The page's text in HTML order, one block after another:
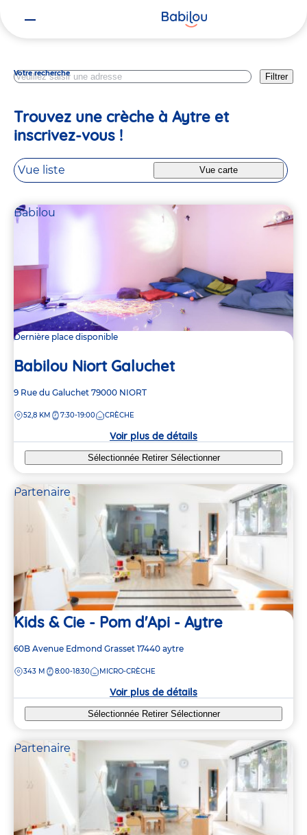
Votre recherche Filtrer
Trouvez une crèche à Aytre et
inscrivez-vous !
Vue liste Vue carte
Babilou
Dernière place disponible
Babilou Niort Galuchet
Adresse
la
9 Rue du Galuchet 79000 NIORT
DISTANCE
52,8 KM 7:30-19:00 CRÈCHE
Voir plus de détails
Sélectionnée Retirer Sélectionner
Partenaire
Kids & Cie - Pom d'Api - Aytre
Adresse
la
60B Avenue Edmond Grasset 17440 aytre
DISTANCE
343 M 8:00-18:30 MICRO-CRÈCHE
Voir plus de détails
Sélectionnée Retirer Sélectionner
Partenaire